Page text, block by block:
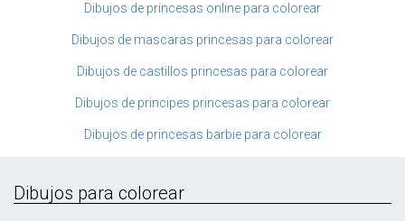
Dibujos de princesas online para colorear
Dibujos de mascaras princesas para colorear
Dibujos de castillos princesas para colorear
Dibujos de principes princesas para colorear
Dibujos de princesas barbie para colorear
Dibujos para colorear